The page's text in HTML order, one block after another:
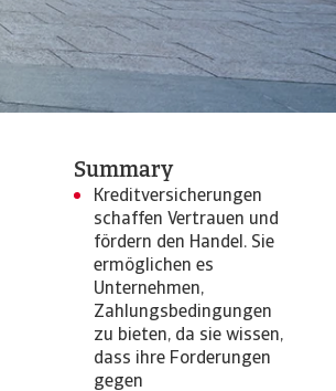
Summary
Kreditversicherungen
schaffen Vertrauen und
fördern den Handel. Sie
ermöglichen es
Unternehmen,
Zahlungsbedingungen
zu bieten, da sie wissen,
dass ihre Forderungen
gegen